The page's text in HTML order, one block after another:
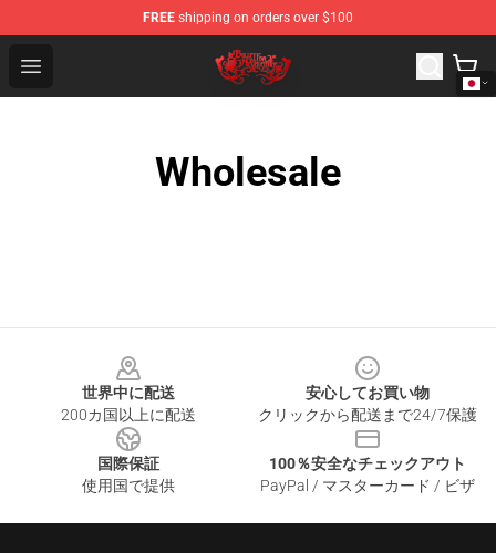
FREE shipping on orders over $100
Open menu
Bullet for My Valentine Store - Official Bullet for My
Wholesale
世界中に配送
200カ国以上に配送
安心してお買い物
クリックから配送まで24/7保護
国際保証
使用国で提供
100％安全なチェックアウト
PayPal / マスターカード / ビザ